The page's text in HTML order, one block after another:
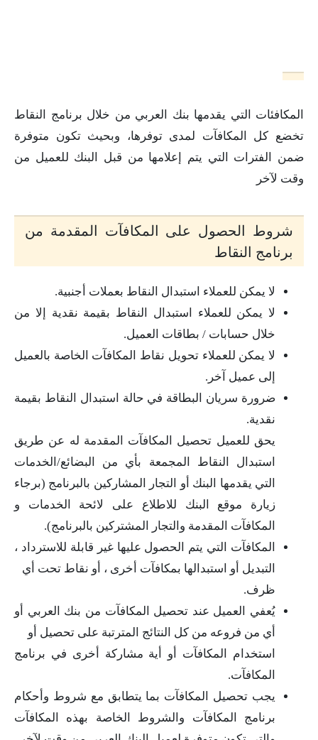
المكافئات التي يقدمها بنك العربي من خلال برنامج النقاط
تخضع كل المكافآت لمدى توفرها، وبحيث تكون متوفرة
ضمن الفترات التي يتم إعلامها من قبل البنك للعميل من
وقت لآخر
شروط الحصول على المكافآت المقدمة من
برنامج النقاط
لا يمكن للعملاء استبدال النقاط بعملات أجنبية.
لا يمكن للعملاء استبدال النقاط بقيمة نقدية إلا من
خلال حسابات / بطاقات العميل.
لا يمكن للعملاء تحويل نقاط المكافآت الخاصة بالعميل
إلى عميل آخر.
ضرورة سريان البطاقة في حالة استبدال النقاط بقيمة
نقدية.
يحق للعميل تحصيل المكافآت المقدمة له عن طريق
استبدال النقاط المجمعة بأي من البضائع/الخدمات
التي يقدمها البنك أو التجار المشاركين بالبرنامج (برجاء
زيارة موقع البنك للاطلاع على لائحة الخدمات و
المكافآت المقدمة والتجار المشتركين بالبرنامج).
المكافآت التي يتم الحصول عليها غير قابلة للاسترداد ،
التبديل أو استبدالها بمكافآت أخرى ، أو نقاط تحت أي
ظرف.
يُعفي العميل عند تحصيل المكافآت من بنك العربي أو
أي من فروعه من كل النتائج المترتبة على تحصيل أو
استخدام المكافآت أو أية مشاركة أخرى في برنامج
المكافآت.
يجب تحصيل المكافآت بما يتطابق مع شروط وأحكام
برنامج المكافآت والشروط الخاصة بهذه
المكافآت